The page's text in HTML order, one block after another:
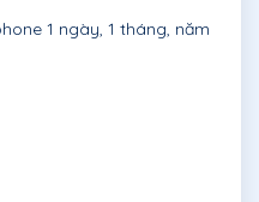
1 ngày, 1 tháng, năm